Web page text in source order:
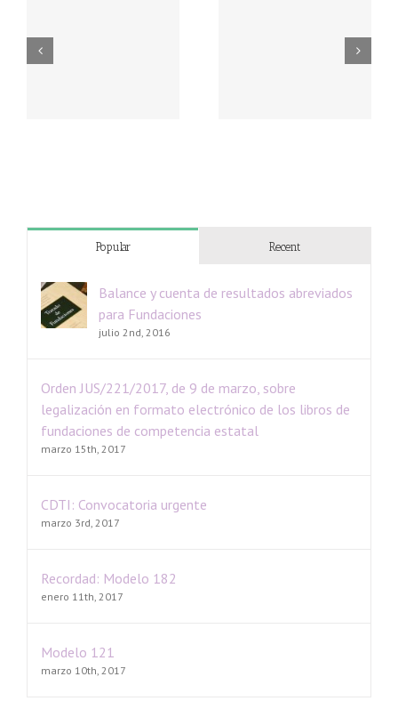
Popular Recent
Balance y cuenta de resultados abreviados
para Fundaciones
julio 2nd, 2016
Orden JUS/221/2017, de 9 de marzo, sobre
legalización en formato electrónico de los libros de
fundaciones de competencia estatal
marzo 15th, 2017
CDTI: Convocatoria urgente
marzo 3rd, 2017
Recordad: Modelo 182
enero 11th, 2017
Modelo 121
marzo 10th, 2017